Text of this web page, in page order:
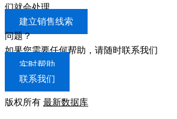
们就会处理
建立销售线索
问题？
如果您需要任何帮助，请随时联系我们
实时帮助
联系我们
版权所有 最新数据库